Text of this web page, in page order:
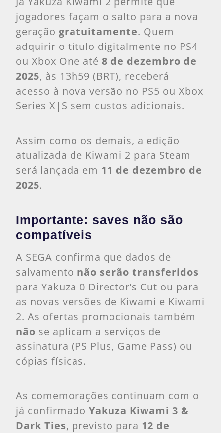
jogadores façam o salto para a nova
geração gratuitamente. Quem
adquirir o título digitalmente no PS4
ou Xbox One até 8 de dezembro de
2025, às 13h59 (BRT), receberá
acesso à nova versão no PS5 ou Xbox
Series X|S sem custos adicionais.
Assim como os demais, a edição
atualizada de Kiwami 2 para Steam
será lançada em 11 de dezembro de
2025.
Importante: saves não são
compatíveis
A SEGA confirma que dados de
salvamento não serão transferidos
para Yakuza 0 Director’s Cut ou para
as novas versões de Kiwami e Kiwami
2. As ofertas promocionais também
não se aplicam a serviços de
assinatura (PS Plus, Game Pass) ou
cópias físicas.
As comemorações continuam com o
já confirmado Yakuza Kiwami 3 &
Dark Ties, previsto para 12 de